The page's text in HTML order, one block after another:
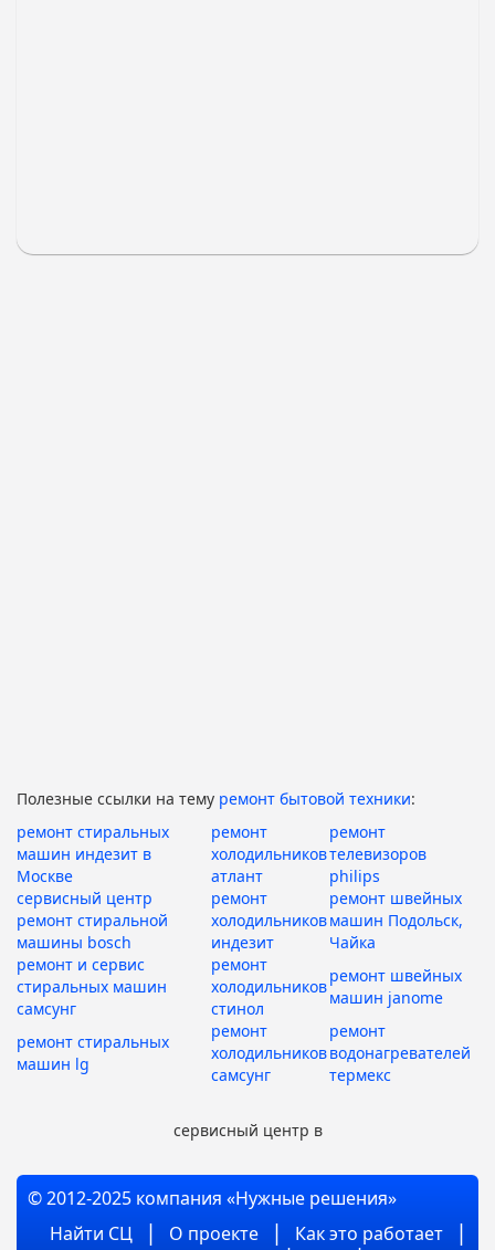
Полезные ссылки на тему ремонт бытовой техники:
ремонт стиральных
машин индезит в
Москве
ремонт
холодильников
атлант
ремонт
телевизоров
philips
сервисный центр
ремонт стиральной
машины bosch
ремонт
холодильников
индезит
ремонт швейных
машин Подольск,
Чайка
ремонт и сервис
стиральных машин
самсунг
ремонт
холодильников
стинол
ремонт швейных
машин janome
ремонт стиральных
машин lg
ремонт
холодильников
самсунг
ремонт
водонагревателей
термекс
сервисный центр в
© 2012-2025 компания «Нужные решения»
Найти СЦ
О проекте
Как это работает